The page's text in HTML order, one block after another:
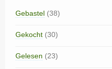
Gebastel (38)
Gekocht (30)
Gelesen (23)